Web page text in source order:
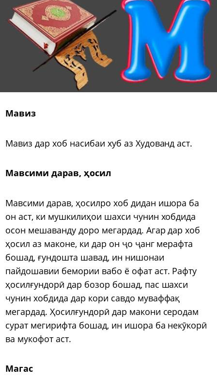
Мавиз
Мавиз дар хоб насибаи хуб аз Худованд аст.
Мавсими дарав, ҳосил
Мавсими дарав, ҳосилро хоб дидан ишора ба
он аст, ки мушкилиҳои шахси чунин хобдида
осон мешаванду доро мегардад. Агар дар хоб
ҳосил аз маконе, ки дар он ҷо ҷанг мерафта
бошад, ғундошта шавад, ин нишонаи
пайдошавии бемории вабо ё офат аст. Рафту
ҳосилғундорӣ дар бозор бошад, пас шахси
чунин хобдида дар кори савдо муваффақ
мегардад. Ҳосилғундорӣ дар макони серодам
сурат мегирифта бошад, ин ишора ба некӯкорӣ
ва мукофот аст.
Магас